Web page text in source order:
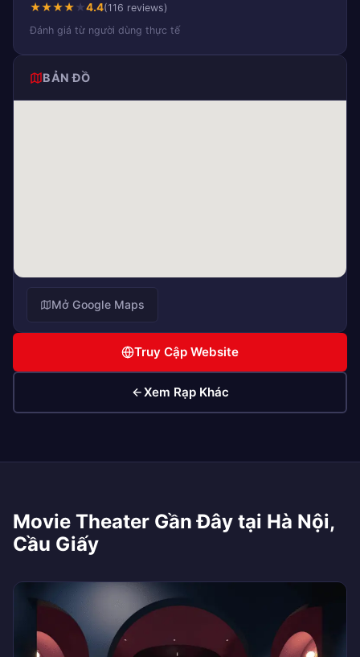
★★★★★4.4(116 reviews)
Đánh giá từ người dùng thực tế
BẢN ĐỒ
Mở Google Maps
Truy Cập Website
Xem Rạp Khác
Movie Theater Gần Đây tại Hà Nội,
Cầu Giấy